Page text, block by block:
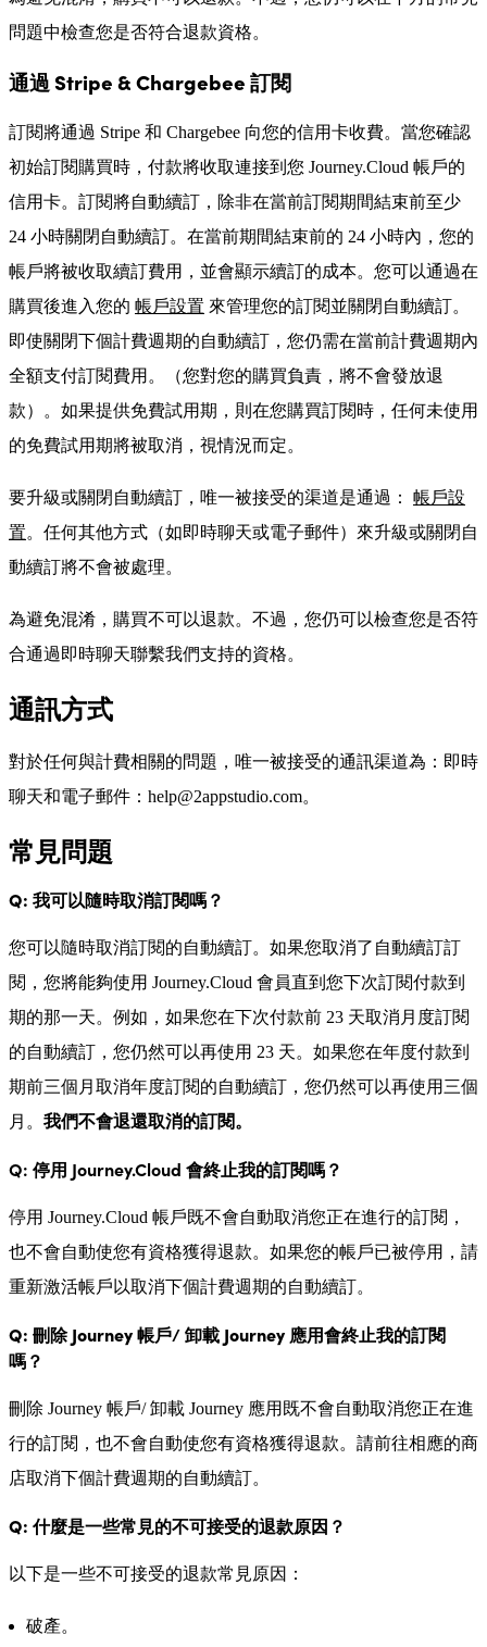
問題中檢查您是否符合退款資格。
通過 Stripe & Chargebee 訂閱
訂閱將通過 Stripe 和 Chargebee 向您的信用卡收費。當您確認
初始訂閱購買時，付款將收取連接到您 Journey.Cloud 帳戶的
信用卡。訂閱將自動續訂，除非在當前訂閱期間結束前至少
24 小時關閉自動續訂。在當前期間結束前的 24 小時內，您的
帳戶將被收取續訂費用，並會顯示續訂的成本。您可以通過在
購買後進入您的 帳戶設置 來管理您的訂閱並關閉自動續訂。
即使關閉下個計費週期的自動續訂，您仍需在當前計費週期內
全額支付訂閱費用。（您對您的購買負責，將不會發放退
款）。如果提供免費試用期，則在您購買訂閱時，任何未使用
的免費試用期將被取消，視情況而定。
要升級或關閉自動續訂，唯一被接受的渠道是通過： 帳戶設
置。任何其他方式（如即時聊天或電子郵件）來升級或關閉自
動續訂將不會被處理。
為避免混淆，購買不可以退款。不過，您仍可以檢查您是否符
合通過即時聊天聯繫我們支持的資格。
通訊方式
對於任何與計費相關的問題，唯一被接受的通訊渠道為：即時
聊天和電子郵件：help@2appstudio.com。
常見問題
Q: 我可以隨時取消訂閱嗎？
您可以隨時取消訂閱的自動續訂。如果您取消了自動續訂訂
閱，您將能夠使用 Journey.Cloud 會員直到您下次訂閱付款到
期的那一天。例如，如果您在下次付款前 23 天取消月度訂閱
的自動續訂，您仍然可以再使用 23 天。如果您在年度付款到
期前三個月取消年度訂閱的自動續訂，您仍然可以再使用三個
月。 我們不會退還取消的訂閱。
Q: 停用 Journey.Cloud 會終止我的訂閱嗎？
停用 Journey.Cloud 帳戶既不會自動取消您正在進行的訂閱，
也不會自動使您有資格獲得退款。如果您的帳戶已被停用，請
重新激活帳戶以取消下個計費週期的自動續訂。
Q: 刪除 Journey 帳戶/ 卸載 Journey 應用會終止我的訂閱
嗎？
刪除 Journey 帳戶/ 卸載 Journey 應用既不會自動取消您正在進
行的訂閱，也不會自動使您有資格獲得退款。請前往相應的商
店取消下個計費週期的自動續訂。
Q: 什麼是一些常見的不可接受的退款原因？
以下是一些不可接受的退款常見原因：
破產。